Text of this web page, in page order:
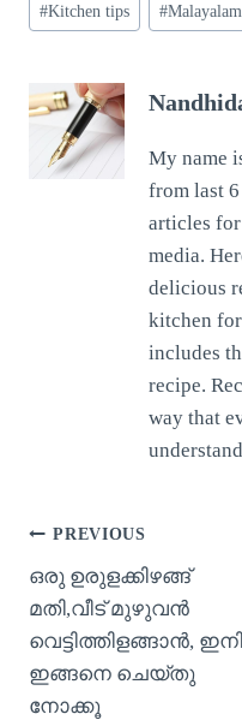
#Kitchen tips #
My name
from last
articles for
media.
delicious
kitchen
includes
recipe.
way that
Post
navigation
PREVIOUS
ഒരു ഉരുളക്കിഴങ്ങ്
മതി,വീട് മുഴുവൻ
വെട്ടിത്തിളങ്ങാൻ, ഇനി
ഇങ്ങനെ ചെയ്തു
നോക്കൂ